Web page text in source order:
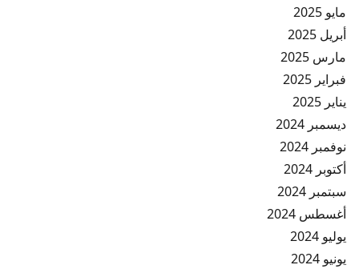
مايو 2025
أبريل 2025
مارس 2025
فبراير 2025
يناير 2025
ديسمبر 2024
نوفمبر 2024
أكتوبر 2024
سبتمبر 2024
أغسطس 2024
يوليو 2024
يونيو 2024